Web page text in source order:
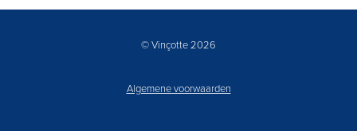
© Vinçotte 2026
Algemene voorwaarden